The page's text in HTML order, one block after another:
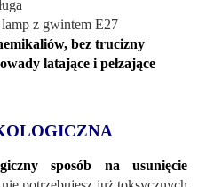
z gwintem E27
bez trucizny
latające i pełzające
sposób na usunięcie